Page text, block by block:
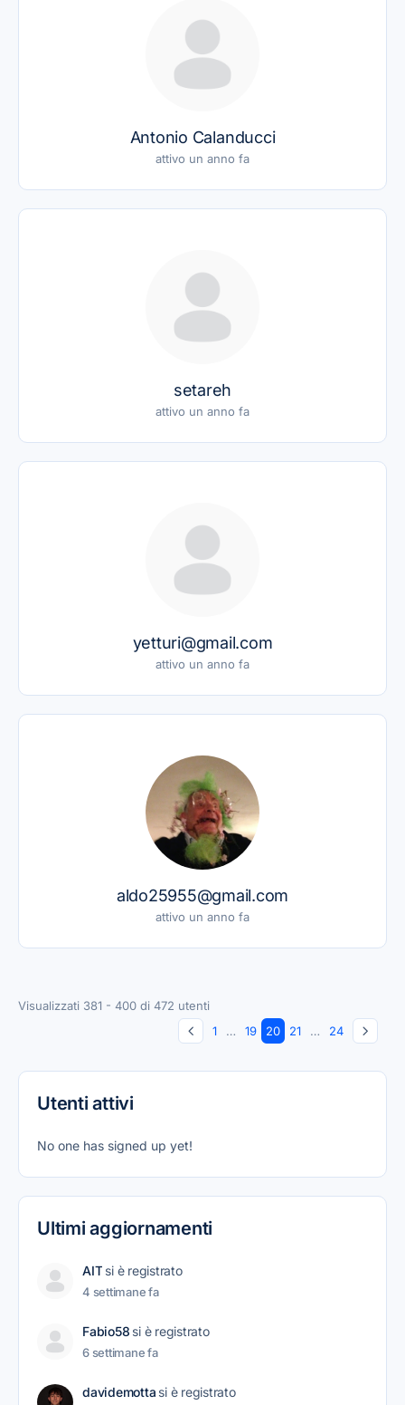
Antonio Calanducci
attivo un anno fa
setareh
attivo un anno fa
yetturi@gmail.com
attivo un anno fa
aldo25955@gmail.com
attivo un anno fa
Visualizzati 381 - 400 di 472 utenti
1
… 19 20 21 … 24
Utenti attivi
No one has signed up yet!
Ultimi aggiornamenti
AIT si è registrato
4 settimane fa
Fabio58 si è registrato
6 settimane fa
davidemotta si è registrato